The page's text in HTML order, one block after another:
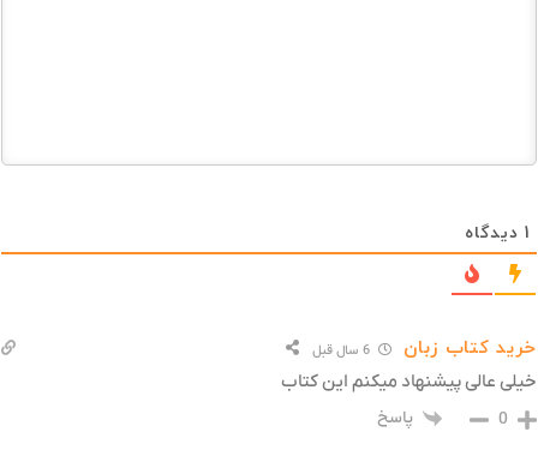
1 دیدگاه
خرید کتاب زبان
خیلی عالی پیشنهاد میکنم این کتاب
0 پاسخ